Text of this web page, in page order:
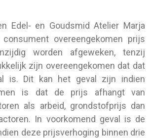
Edel- en Goudsmid Atelier Marja
overeengekomen prijs
worden afgeweken, tenzij
zijn overeengekomen dat dat
is. Dit kan het geval zijn indien
is dat de prijs afhangt van
als arbeid, grondstofprijs dan
In voorkomend geval is de
deze prijsverhoging binnen drie